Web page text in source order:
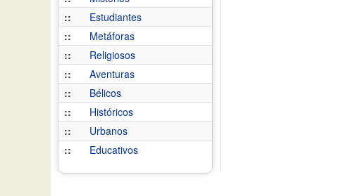
::
Estudiantes
::
Metáforas
::
Religiosos
::
Aventuras
::
Bélicos
::
Históricos
::
Urbanos
::
Educativos